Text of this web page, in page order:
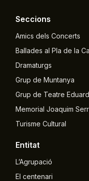
Seccions
Amics dels Concerts
Ballades al Pla de la
Dramaturgs
Grup de Muntanya
Grup de Teatre
Memorial Joaquim
Turisme Cultural
Entitat
L’Agrupació
El centenari